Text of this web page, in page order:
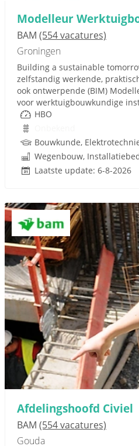
Modelleur
BAM (554 vacatures)
Groningen
Building a sustainable
zelfstandig werkende,
ook ontwerpende (BIM)
voor werktuigbouwkundige
HBO
Laatste update: 6-8-2026
Afdelingshoofd Civiel
BAM (554 vacatures)
Gouda